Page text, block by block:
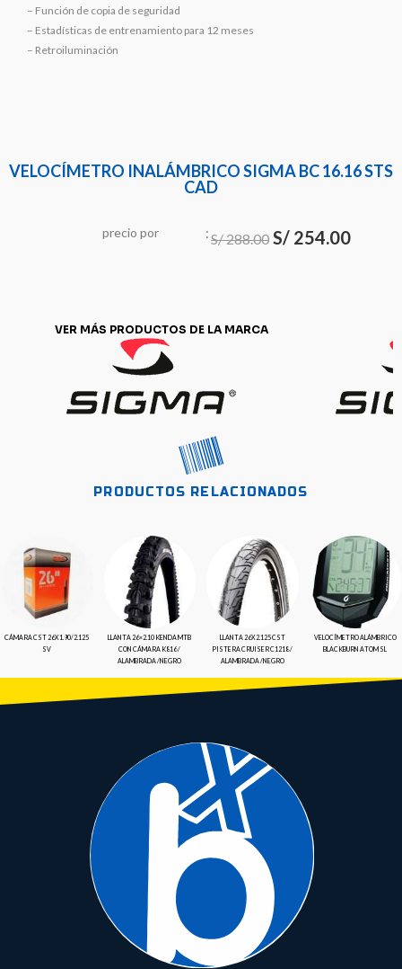
– Función de copia de seguridad
– Estadísticas de entrenamiento para 12 meses
– Retroiluminación
VELOCÍMETRO INALÁMBRICO SIGMA BC 16.16 STS
CAD
precio por :S/288.00 El
S/ 254.00El
S/
VER MÁS PRODUCTOS DE LA MARCA
PRODUCTOS RELACIONADOS
CÁMARA CST 26X1.90/2.125
SV
LLANTA 26×2.10 KENDA MTB
CON CÁMARA K816 /
ALAMBRADA /NEGRO
LLANTA 26X2.125 CST
PISTERA CRUISER C1218 /
ALAMBRADA /NEGRO
VELOCÍMETRO ALÁMBRICO
BLACKBURN ATOM SL